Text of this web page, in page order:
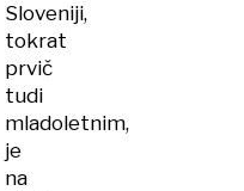
Sloveniji,
tokrat
prvič
tudi
mladoletnim,
je
na